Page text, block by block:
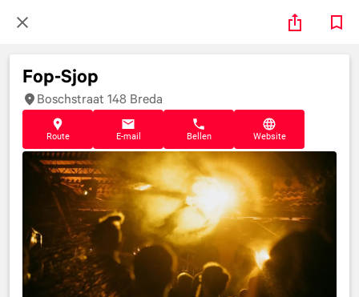
Fop-Sjop
Boschstraat 148 Breda
Route E-mail Bellen Website